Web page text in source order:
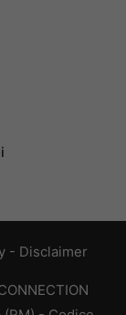
- Disclaimer